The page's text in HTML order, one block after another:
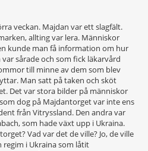
veckan. Majdan var ett slagfält.
allting var lera. Människor
kunde man få information om hur
sårade och som fick läkarvård
till minne av dem som blev
Man satt på taken och sköt
Det var stora bilder på människor
dog på Majdantorget var inte ens
från Vitryssland. Den andra var
som hade växt upp i Ukraina.
Vad var det de ville? Jo, de ville
i Ukraina som låtit